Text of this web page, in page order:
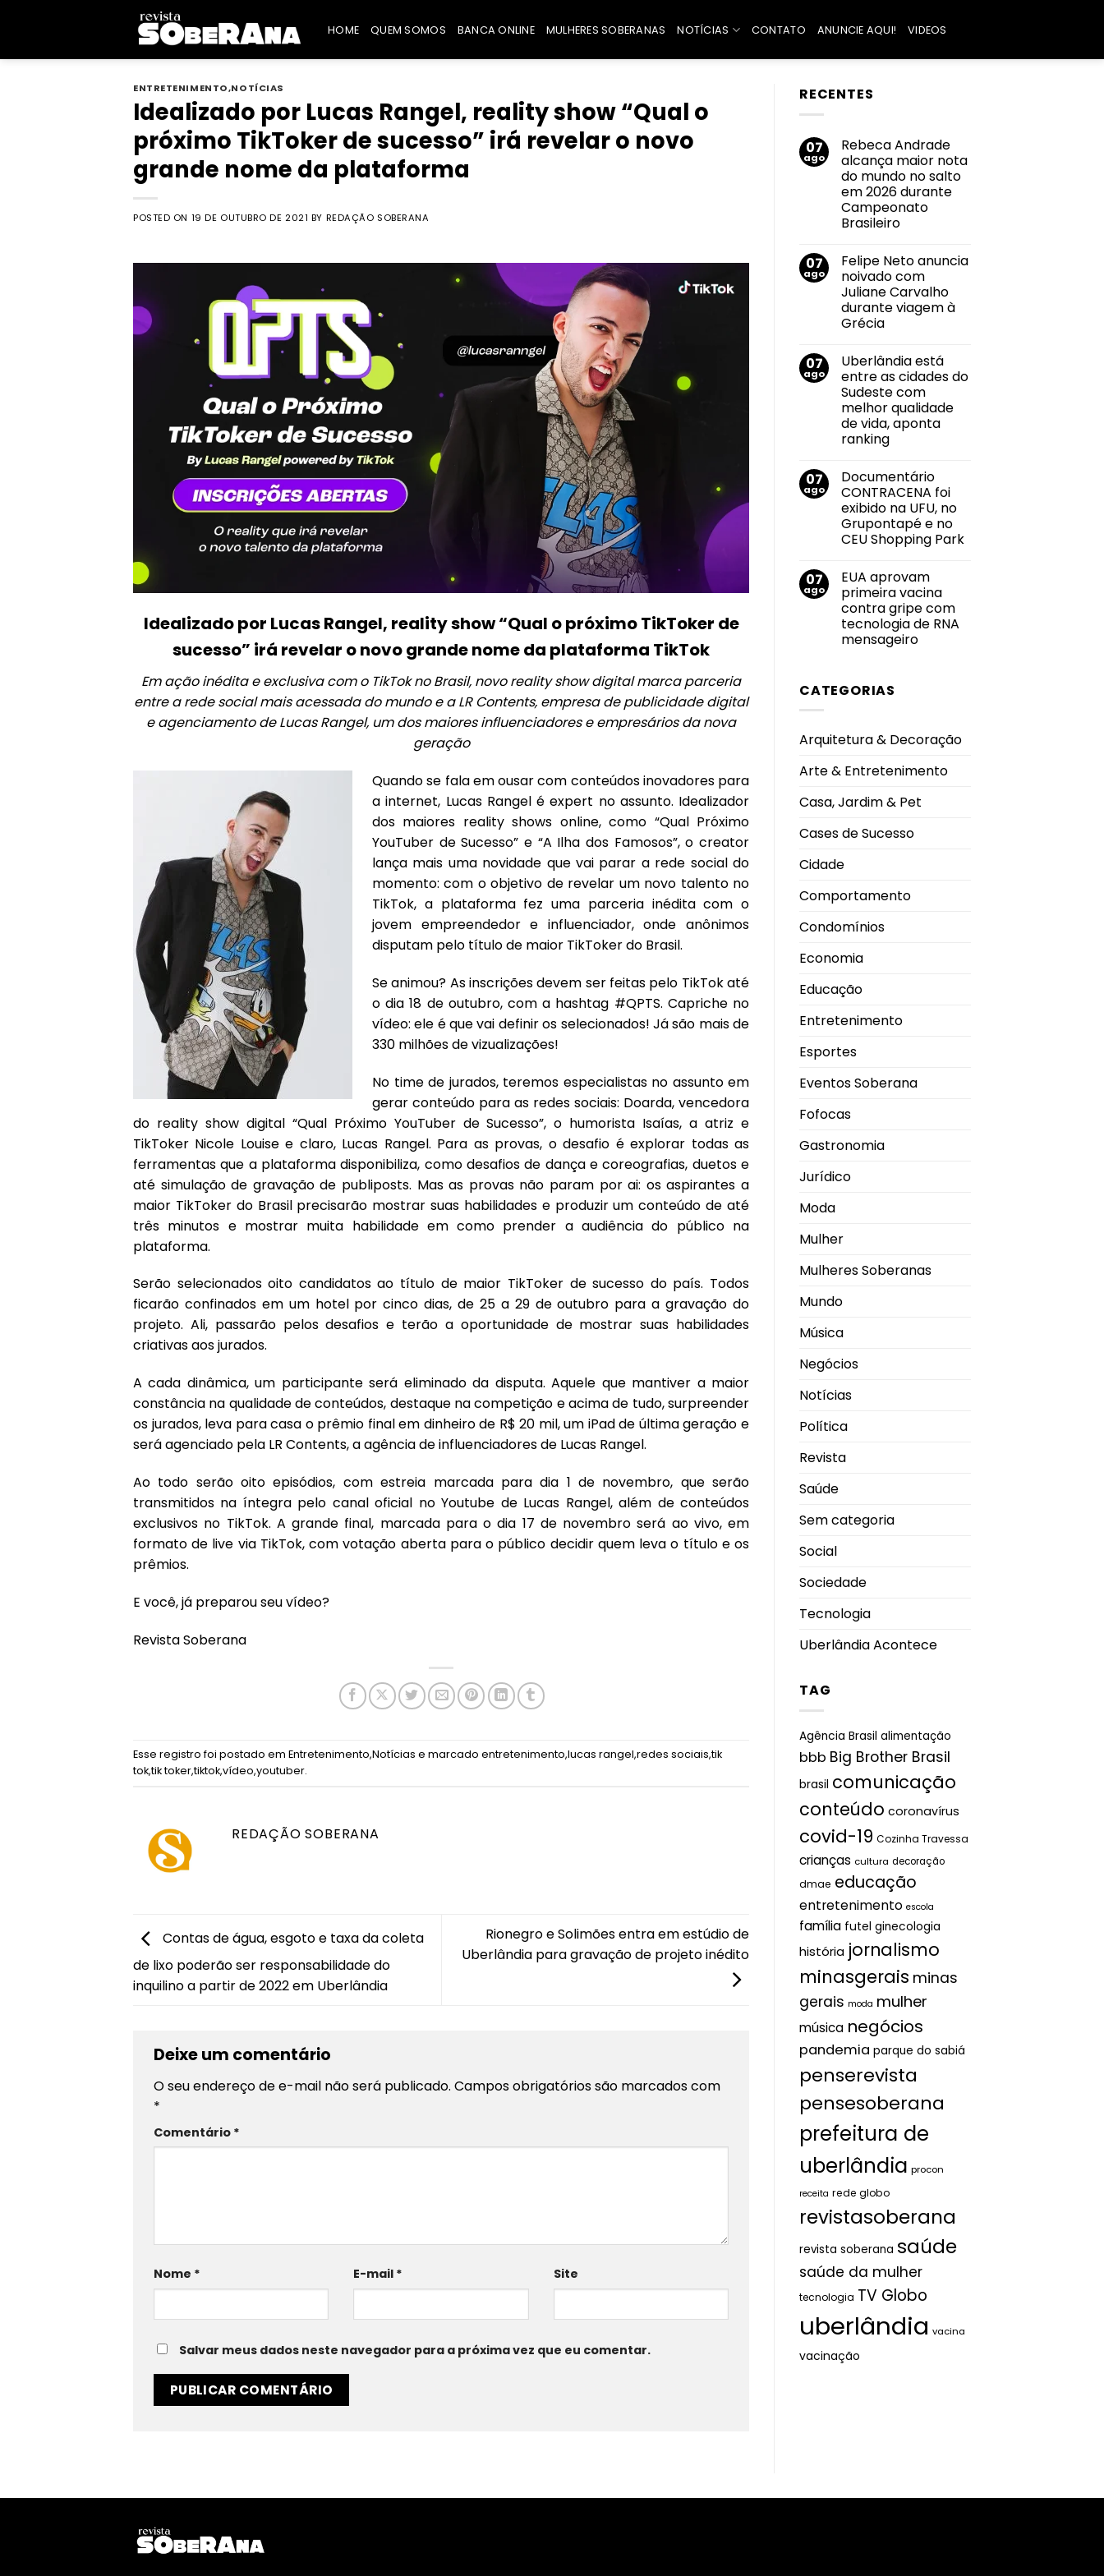
HOME QUEM SOMOS BANCA ONLINE MULHERES SOBERANAS NOTÍCIAS CONTATO ANUNCIE AQUI! VIDEOS
ENTRETENIMENTO,NOTÍCIAS
Idealizado por Lucas Rangel, reality show “Qual o
próximo TikToker de sucesso” irá revelar o novo
grande nome da plataforma
POSTED ON 19 DE OUTUBRO DE 2021 BY REDAÇÃO SOBERANA
Idealizado por Lucas Rangel, reality show “Qual o próximo TikToker de
sucesso” irá revelar o novo grande nome da plataforma TikTok
Em ação inédita e exclusiva com o TikTok no Brasil, novo reality show digital marca parceria
entre a rede social mais acessada do mundo e a LR Contents, empresa de publicidade digital
e agenciamento de Lucas Rangel, um dos maiores influenciadores e empresários da nova
geração
Quando se fala em ousar com conteúdos inovadores para
a internet, Lucas Rangelé expert no assunto. Idealizador
dos maiores reality shows online, como “Qual Próximo
YouTuber de Sucesso” e “A Ilha dos Famosos”, o creator
lança mais uma novidade que vai parar a rede social do
momento: com o objetivo de revelar um novo talento no
TikTok, a plataforma fez uma parceria inédita com o
jovem empreendedor e influenciador, onde anônimos
disputam pelo título de maior TikToker do Brasil.
Se animou? As inscrições devem ser feitas pelo TikTok até
o dia 18 de outubro, com a hashtag #QPTS. Capriche no
vídeo: ele é que vai definir os selecionados! Já são mais de
330 milhões de vizualizações!
No time de jurados, teremos especialistas no assunto em
gerar conteúdo para as redes sociais: Doarda, vencedora
do reality show digital “Qual Próximo YouTuber de Sucesso”, o humorista Isaías, a atriz e
TikToker Nicole Louise e claro, Lucas Rangel. Para as provas, o desafio é explorar todas as
ferramentas que a plataforma disponibiliza, como desafios de dança e coreografias, duetos e
até simulação de gravação de publiposts. Mas as provas não param por ai: os aspirantes a
maior TikToker do Brasil precisarão mostrar suas habilidades e produzir um conteúdo de até
três minutos e mostrar muita habilidade em como prender a audiência do público na
plataforma.
Serão selecionados oito candidatos ao título de maior TikToker de sucesso do país. Todos
ficarão confinados em um hotel por cinco dias, de 25 a 29 de outubro para a gravação do
projeto. Ali, passarão pelos desafios e terão a oportunidade de mostrar suas habilidades
criativas aos jurados.
A cada dinâmica, um participante será eliminado da disputa. Aquele que mantiver a maior
constância na qualidade de conteúdos, destaque na competição e acima de tudo, surpreender
os jurados, leva para casa o prêmio final em dinheiro de R$ 20 mil, um iPad de última geração e
será agenciado pela LR Contents, a agência de influenciadores de Lucas Rangel.
Ao todo serão oito episódios, com estreia marcada para dia 1 de novembro, que serão
transmitidos na íntegra pelo canal oficial no Youtube de Lucas Rangel, além de conteúdos
exclusivos no TikTok. A grande final, marcada para o dia 17 de novembro será ao vivo, em
formato de live via TikTok, com votação aberta para o público decidir quem leva o título e os
prêmios.
E você, já preparou seu vídeo?
Revista Soberana
Esse registro foi postado em Entretenimento,Notícias e marcado entretenimento,lucas rangel,redes sociais,tik
tok,tik toker,tiktok,vídeo,youtuber.
REDAÇÃO SOBERANA
Contas de água, esgoto e taxa da coleta
de lixo poderão ser responsabilidade do
inquilino a partir de 2022 em Uberlândia
Rionegro e Solimões entra em estúdio de
Uberlândia para gravação de projeto inédito
Deixe um comentário
O seu endereço de e-mail não será publicado. Campos obrigatórios são marcados com
*
Comentário *
Nome * E-mail * Site
Salvar meus dados neste navegador para a próxima vez que eu comentar.
RECENTES
07
ago
Rebeca Andrade
alcança maior nota
do mundo no salto
em 2026 durante
Campeonato
Brasileiro
em
Rebeca
Andrade
alcança
maior
nota
do
salto
em
2026
durante
Campeonato
Brasileiro
07
ago
Felipe Neto anuncia
noivado com
Juliane Carvalho
durante viagem à
Grécia
em
Felipe
Neto
anuncia
noivado
com
Juliane
Carvalho
durante
Grécia
07
ago
Uberlândia está
entre as cidades do
Sudeste com
melhor qualidade
de vida, aponta
ranking
em
Uberlândia
está
entre
as
cidades
do
melhor
qualidade
de
vida,
aponta
ranking
07
ago
Documentário
CONTRACENA foi
exibido na UFU, no
Grupontapé e no
CEU Shopping Park
em
Documentário
CONTRACENA
foi
exibido
na
UFU,
no
CEU
07
ago
EUA aprovam
primeira vacina
contra gripe com
tecnologia de RNA
mensageiro
EUA
aprovam
gripe
de
mensageiro
CATEGORIAS
Arquitetura & Decoração
Arte & Entretenimento
Casa, Jardim & Pet
Cases de Sucesso
Cidade
Comportamento
Condomínios
Economia
Educação
Entretenimento
Esportes
Eventos Soberana
Fofocas
Gastronomia
Jurídico
Moda
Mulher
Mulheres Soberanas
Mundo
Música
Negócios
Notícias
Política
Revista
Saúde
Sem categoria
Social
Sociedade
Tecnologia
Uberlândia Acontece
TAG
Agência Brasil alimentação
bbb Big Brother Brasil
brasil comunicação
conteúdo coronavírus
covid-19 Cozinha Travessa
crianças cultura decoração
dmae educação
entretenimento escola
família futel ginecologia
história jornalismo
minasgerais minas
gerais moda mulher
música negócios
pandemia parque do sabiá
penserevista
pensesoberana
prefeitura de
uberlândia procon
receita rede globo
revistasoberana
revista soberana saúde
saúde da mulher
tecnologia TV Globo
uberlândia vacina
vacinação